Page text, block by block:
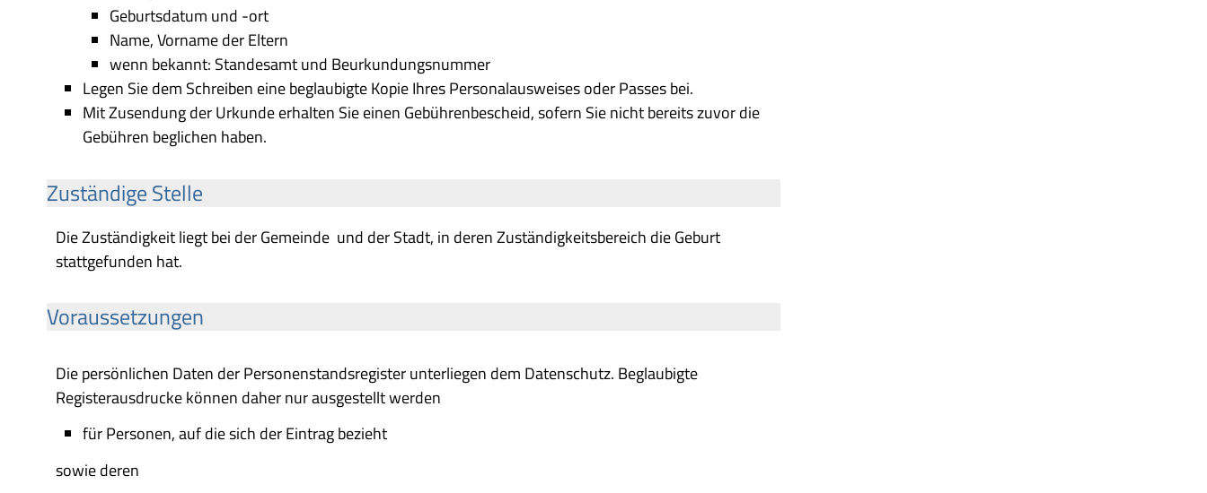
Geburtsdatum und -ort
Name, Vorname der Eltern
wenn bekannt: Standesamt und Beurkundungsnummer
Legen Sie dem Schreiben eine beglaubigte Kopie Ihres Personalausweises oder Passes bei.
Mit Zusendung der Urkunde erhalten Sie einen Gebührenbescheid, sofern Sie nicht bereits zuvor die
Gebühren beglichen haben.
Zuständige Stelle
Die Zuständigkeit liegt bei der Gemeinde und der Stadt, in deren Zuständigkeitsbereich die Geburt
stattgefunden hat.
Voraussetzungen
Die persönlichen Daten der Personenstandsregister unterliegen dem Datenschutz. Beglaubigte
Registerausdrucke können daher nur ausgestellt werden
für Personen, auf die sich der Eintrag bezieht
sowie deren